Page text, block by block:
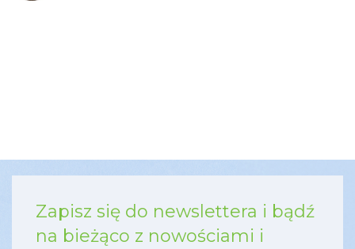
Zapisz się do newslettera i bądź
na bieżąco z nowościami i